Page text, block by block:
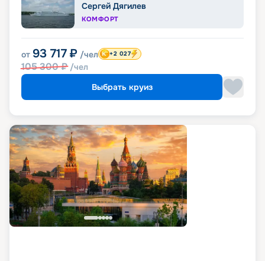
Сергей Дягилев
КОМФОРТ
от 93 717 ₽ /чел
105 300₽ /чел
+2 027
Выбрать круиз